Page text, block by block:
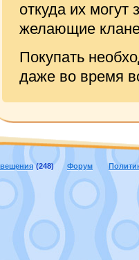
откуда их могут
желающие
Покупать
даже во время
(248) Форум